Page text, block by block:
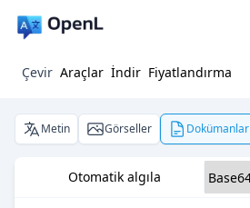
Çevir Araçlar İndir Fiyatlandırma
Metin Görseller Dokümanlar
Otomatik algıla